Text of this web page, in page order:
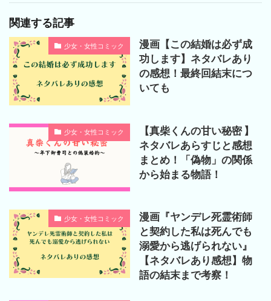
関連する記事
少女・女性コミック
漫画【この結婚は必ず成
功します】ネタバレあり
の感想！最終回結末につ
いても
少女・女性コミック
【真柴くんの甘い秘密 】
ネタバレあらすじと感想
まとめ！「偽物」の関係
から始まる物語！
少女・女性コミック
漫画『ヤンデレ死霊術師
と契約した私は死んでも
溺愛から逃げられない』
【ネタバレあり感想】物
語の結末まで考察！